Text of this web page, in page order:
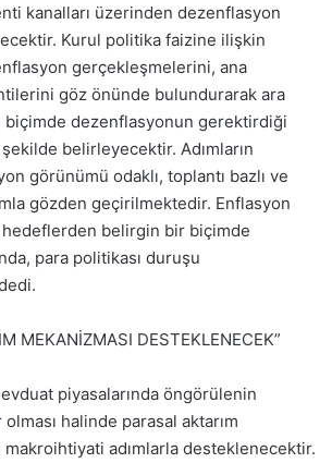
kanalları üzerinden dezenflasyon
Kurul politika faizine ilişkin
gerçekleşmelerini, ana
göz önünde bulundurarak ara
dezenflasyonun gerektirdiği
şekilde belirleyecektir. Adımların
görünümü odaklı, toplantı bazlı ve
gözden geçirilmektedir. Enflasyon
belirgin bir biçimde
para politikası duruşu
MEKANİZMASI DESTEKLENECEK”
piyasalarında öngörülenin
halinde parasal aktarım
makroihtiyati adımlarla desteklenecektir.